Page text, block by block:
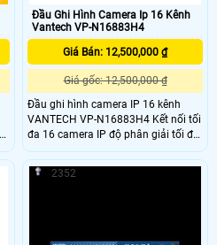
Đầu Ghi Hình Camera Ip 16 Kênh
Vantech VP-N16883H4
Giá Bán: 12,500,000 ₫
Giá gốc: 12,500,000 ₫
Đầu ghi hình camera IP 16 kênh
VANTECH VP-N16883H4 Kết nối tối
đa 16 camera IP độ phân giải tối đa
8.0MP. Băng thông đầu vào/ra tối
đa 160Mbps/256Mbps. Chuẩn nén:
2352